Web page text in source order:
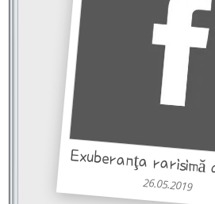
Exuberanţa
26.05.2019